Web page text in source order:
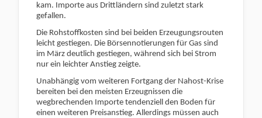
kam. Importe aus Drittländern sind zuletzt stark
gefallen.
Die Rohstoffkosten sind bei beiden Erzeugungsrouten
leicht gestiegen. Die Börsennotierungen für Gas sind
im März deutlich gestiegen, während sich bei Strom
nur ein leichter Anstieg zeigte.
Unabhängig vom weiteren Fortgang der Nahost-Krise
bereiten bei den meisten Erzeugnissen die
wegbrechenden Importe tendenziell den Boden für
einen weiteren Preisanstieg. Allerdings müssen auch